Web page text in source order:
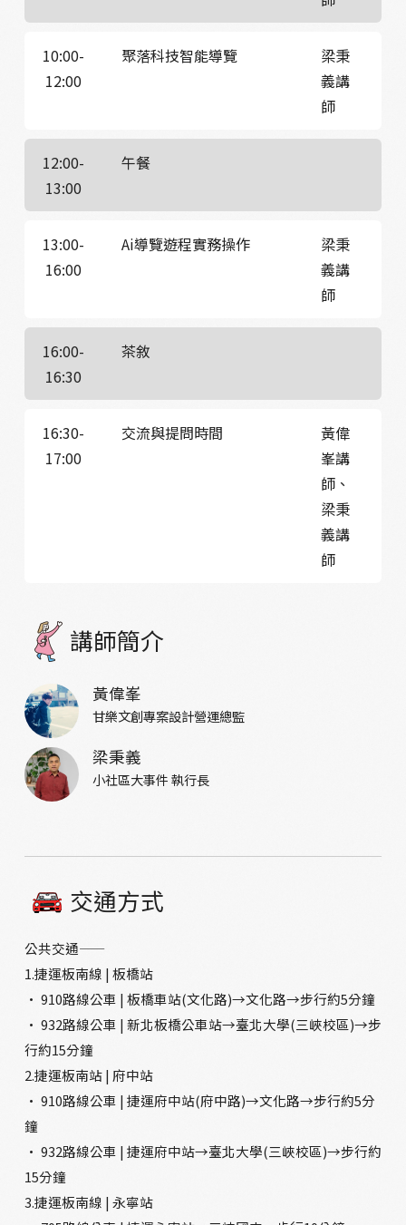
10:00-
12:00
聚落科技智能導覽
梁秉
義講
師
12:00-
13:00
午餐
13:00-
16:00
Ai導覽遊程實務操作
梁秉
義講
師
16:00-
16:30
茶敘
16:30-
17:00
交流與提問時間
黃偉
峯講
師、
梁秉
義講
師
講師簡介
黃偉峯
甘樂文創專案設計營運總監
梁秉義
小社區大事件 執行長
交通方式
公共交通——
1.捷運板南線 | 板橋站
· 910路線公車 | 板橋車站(文化路)→文化路→步行約5分鐘
· 932路線公車 | 新北板橋公車站→臺北大學(三峽校區)→步
行約15分鐘
2.捷運板南站 | 府中站
· 910路線公車 | 捷運府中站(府中路)→文化路→步行約5分
鐘
· 932路線公車 | 捷運府中站→臺北大學(三峽校區)→步行約
15分鐘
3.捷運板南線 | 永寧站